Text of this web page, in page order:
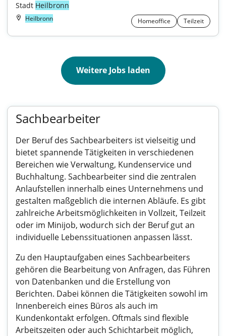
Stadt Heilbronn
Heilbronn Homeoffice Teilzeit
Weitere Jobs laden
Sachbearbeiter
Der Beruf des Sachbearbeiters ist vielseitig und
bietet spannende Tätigkeiten in verschiedenen
Bereichen wie Verwaltung, Kundenservice und
Buchhaltung. Sachbearbeiter sind die zentralen
Anlaufstellen innerhalb eines Unternehmens und
gestalten maßgeblich die internen Abläufe. Es gibt
zahlreiche Arbeitsmöglichkeiten in Vollzeit, Teilzeit
oder im Minijob, wodurch sich der Beruf gut an
individuelle Lebenssituationen anpassen lässt.
Zu den Hauptaufgaben eines Sachbearbeiters
gehören die Bearbeitung von Anfragen, das Führen
von Datenbanken und die Erstellung von
Berichten. Dabei können die Tätigkeiten sowohl im
Innenbereich eines Büros als auch im
Kundenkontakt erfolgen. Oftmals sind flexible
Arbeitszeiten oder auch Schichtarbeit möglich,